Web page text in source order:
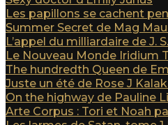
Les papillons se cachent
Summer Secret de Mag
L’appel du milliardaire de J.
Le Nouveau Monde Iridium
The hundredth Queen de
Juste un été de Rose J
On the highway de Pauline
Arte Corpus : Tori et Noah